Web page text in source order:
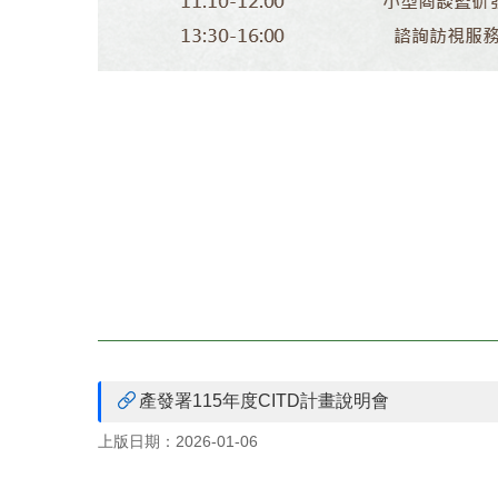
產發署115年度CITD計畫說明會
上版日期：2026-01-06